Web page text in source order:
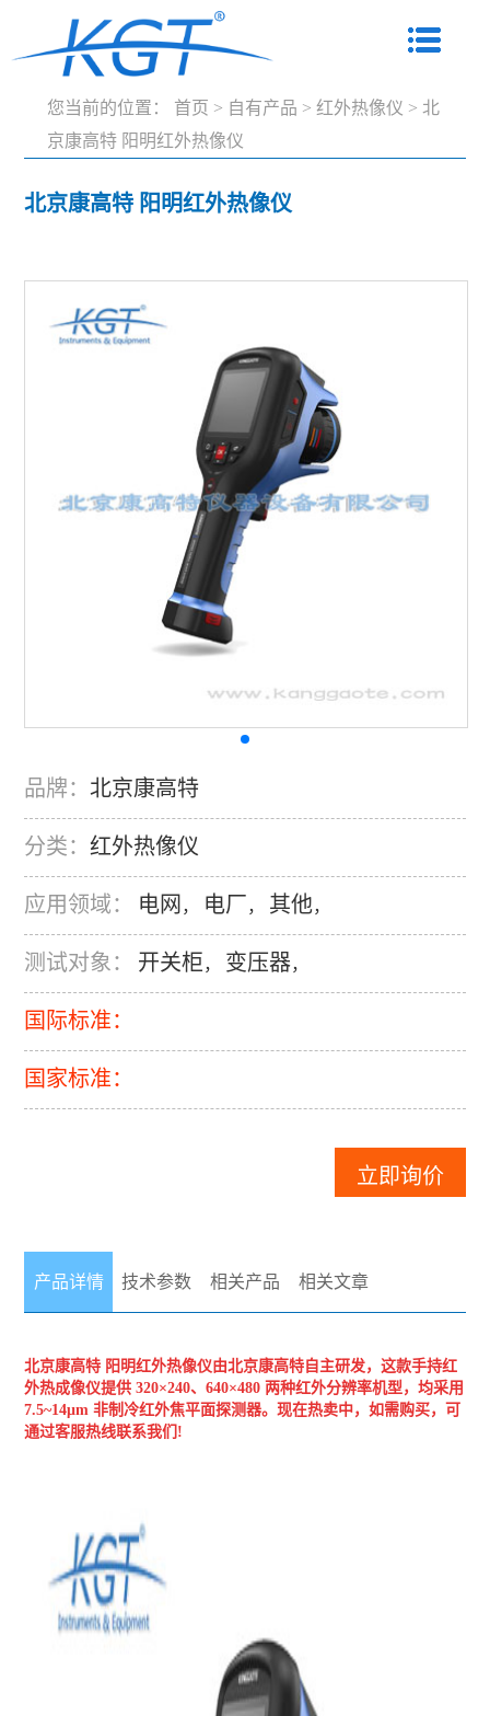
您当前的位置： 首页 > 自有产品 > 红外热像仪 > 北
京康高特 阳明红外热像仪
北京康高特 阳明红外热像仪
品牌：北京康高特
分类：红外热像仪
应用领域： 电网 ， 电厂， 其他，
测试对象： 开关柜 ， 变压器，
国际标准：
国家标准：
立即询价
产品详情 技术参数 相关产品 相关文章
北京康高特 阳明红外热像仪由北京康高特自主研发，这款手持红
外热成像仪提供 320×240、640×480 两种红外分辨率机型，均采用
7.5~14μm 非制冷红外焦平面探测器。现在热卖中，如需购买，可
通过客服热线联系我们!